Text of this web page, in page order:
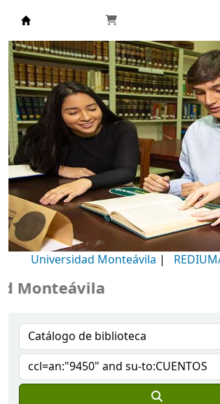
Biblioteca Universidad
Universidad Monteávila |